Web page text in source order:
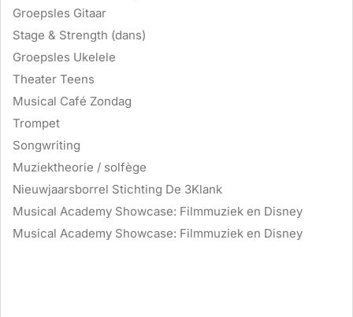
Groepsles Gitaar
Stage & Strength (dans)
Groepsles Ukelele
Theater Teens
Musical Café Zondag
Trompet
Songwriting
Muziektheorie / solfège
Nieuwjaarsborrel Stichting De 3Klank
Musical Academy Showcase: Filmmuziek en Disney
Musical Academy Showcase: Filmmuziek en Disney